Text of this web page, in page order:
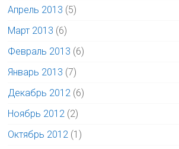
Апрель 2013 (5)
Март 2013 (6)
Февраль 2013 (6)
Январь 2013 (7)
Декабрь 2012 (6)
Ноябрь 2012 (2)
Октябрь 2012 (1)